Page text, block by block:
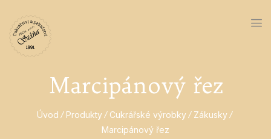
Marcipánový řez
Úvod Produkty Cukrářské výrobky
Zákusky
Marcipánový řez